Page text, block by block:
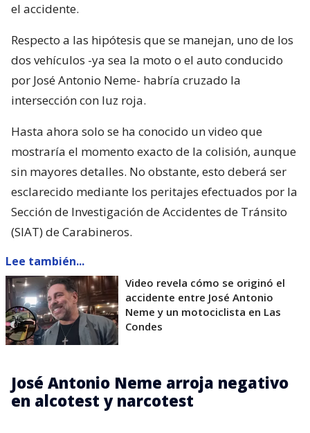
el accidente.
Respecto a las hipótesis que se manejan, uno de los
dos vehículos -ya sea la moto o el auto conducido
por José Antonio Neme- habría cruzado la
intersección con luz roja.
Hasta ahora solo se ha conocido un video que
mostraría el momento exacto de la colisión, aunque
sin mayores detalles. No obstante, esto deberá ser
esclarecido mediante los peritajes efectuados por la
Sección de Investigación de Accidentes de Tránsito
(SIAT) de Carabineros.
Lee también...
Video revela cómo se originó el
accidente entre José Antonio
Neme y un motociclista en Las
Condes
José Antonio Neme arroja negativo
en alcotest y narcotest